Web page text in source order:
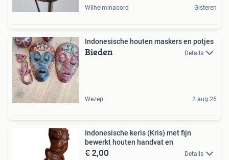
Wilhelminaoord Gisteren
Indonesische houten maskers en potjes
Bieden Details
Wezep 2 aug 26
Indonesische keris (Kris) met fijn
bewerkt houten handvat en
€ 2,00 Details